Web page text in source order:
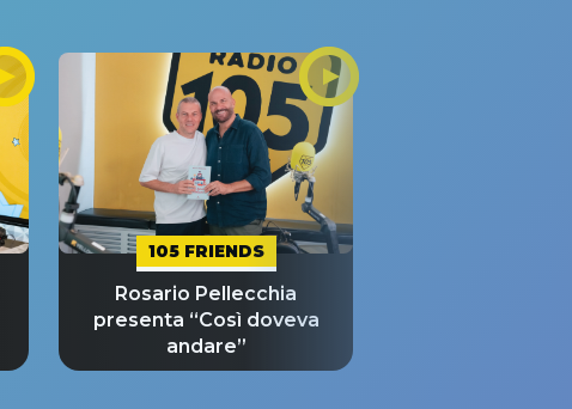
105 FRIENDS
Rosario Pellecchia
presenta “Così doveva
andare”